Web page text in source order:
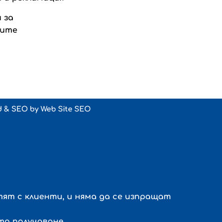
за
& SEO by Web Site SEO
с клиенти, и няма да се изпращат